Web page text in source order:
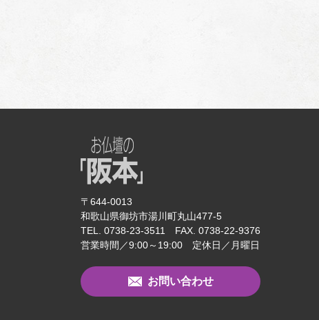
〒644-0013
和歌山県御坊市湯川町丸山477-5
TEL. 0738-23-3511 FAX. 0738-22-9376
営業時間／9:00～19:00 定休日／月曜日
お問い合わせ